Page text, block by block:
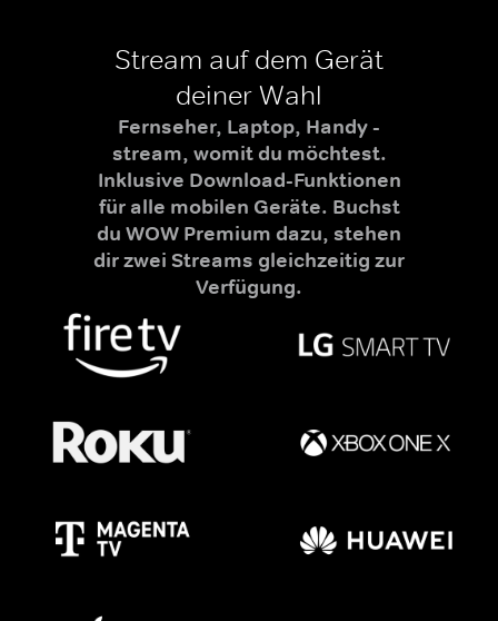
Stream auf dem Gerät
deiner Wahl
Fernseher, Laptop, Handy -
stream, womit du möchtest.
Inklusive Download-Funktionen
für alle mobilen Geräte. Buchst
du WOW Premium dazu, stehen
dir zwei Streams gleichzeitig zur
Verfügung.